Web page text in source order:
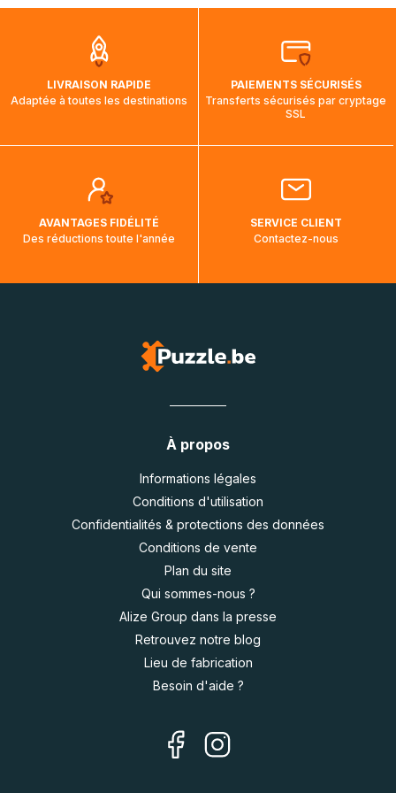
aura touché terre.
LIVRAISON RAPIDE
Adaptée à toutes les destinations
PAIEMENTS SÉCURISÉS
Transferts sécurisés par cryptage
SSL
AVANTAGES FIDÉLITÉ
Des réductions toute l'année
SERVICE CLIENT
Contactez-nous
À propos
Informations légales
Conditions d'utilisation
Confidentialités & protections des données
Conditions de vente
Plan du site
Qui sommes-nous ?
Alize Group dans la presse
Retrouvez notre blog
Lieu de fabrication
Besoin d'aide ?